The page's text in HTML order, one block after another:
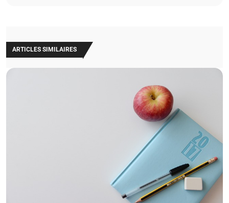
ARTICLES SIMILAIRES